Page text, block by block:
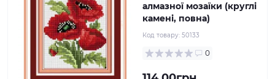
алмазної мозаїки (круглі
камені, повна)
Код товару: 50133
0